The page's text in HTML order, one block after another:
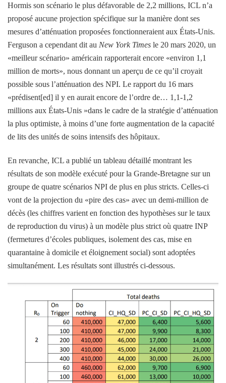
Hormis son scénario le plus défavorable de 2,2 millions, ICL n’a
proposé aucune projection spécifique sur la manière dont ses
mesures d’atténuation proposées fonctionneraient aux États-Unis.
Ferguson a cependant dit au New York Times le 20 mars 2020, un
«meilleur scénario» américain rapporterait encore «environ 1,1
million de morts», nous donnant un aperçu de ce qu’il croyait
possible sous l’atténuation des NPI. Le rapport du 16 mars
«prédisent[ed] il y en aurait encore de l’ordre de… 1,1-1,2
millions aux États-Unis »dans le cadre de la stratégie d’atténuation
la plus optimiste, à moins d’une forte augmentation de la capacité
de lits des unités de soins intensifs des hôpitaux.
En revanche, ICL a publié un tableau détaillé montrant les
résultats de son modèle exécuté pour la Grande-Bretagne sur un
groupe de quatre scénarios NPI de plus en plus stricts. Celles-ci
vont de la projection du «pire des cas» avec un demi-million de
décès (les chiffres varient en fonction des hypothèses sur le taux
de reproduction du virus) à un modèle plus strict où quatre INP
(fermetures d’écoles publiques, isolement des cas, mise en
quarantaine à domicile et éloignement social) sont adoptées
simultanément. Les résultats sont illustrés ci-dessous.